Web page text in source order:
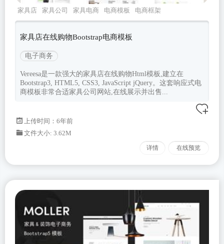
家具店 家具公司 家具电商 电商模板 电商框架
家具店在线购物Bootstrap电商模板
电子商务
Vereesa是一款强大的家具店在线购物Html模板,建立在
Bootstrap3, HTML5, CSS3, JavaScript jQuery。这套响应式电
商模板非常合适家具公司网站,在线展示并出售...
上传时间：6年前
文件大小: 3.62M
详情 在线预览